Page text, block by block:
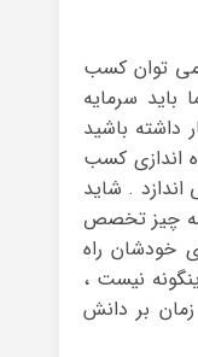
توان کسب
باید سرمایه
داشته باشید
اندازی کسب
اندازد . شاید
چیز تخصص
خودشان راه
نیست ،
بر دانش